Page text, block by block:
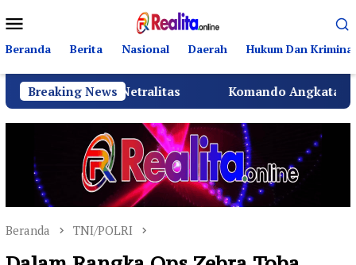
ke
kontenMobile
Beranda Berita Nasional Daerah Hukum Dan Kriminal
Breaking News
Netralitas Komando Angkatan Laut I Beri
Beranda TNI/POLRI